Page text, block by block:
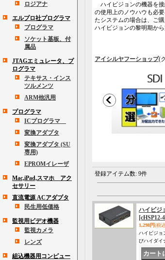
ロジアナ
エルプロ社プログラマ
プログラマ
ソケット基板、付
属品
JTAGエミュレータ、プ
ログラマ
テキサス・インス
ツルメンツ
ARM他汎用
プログラマ
ICプログラマ
変換アダプタ
変換アダプタ (SU
専用)
EPROMイレーザ
Mac,iPad,スマホ アク
セサリー
直流電源 ACアダプタ
民生用低価格
監視用ビデオ機器
監視カメラ
レンズ
組込機器用コンピュー
ハイビジョンの機器を
の使用上のノウハウも必
たシステムの場合は、ご
ハイビジョンの黎明期か
アイシルヤフーショップ(
登録アイテム数: 9件
ハイビジ
[cHSP12-
1,298円(税
ハイビジョ
びハイダイ